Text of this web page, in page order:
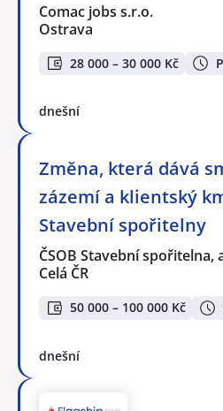
Comac jobs s.r.o.
Ostrava
28 000 – 30 000 Kč
dnešní
Změna, která dává
zázemí a klientský
Stavební spořitelny
ČSOB Stavební spořitelna,
Celá ČR
50 000 – 100 000 Kč
dnešní